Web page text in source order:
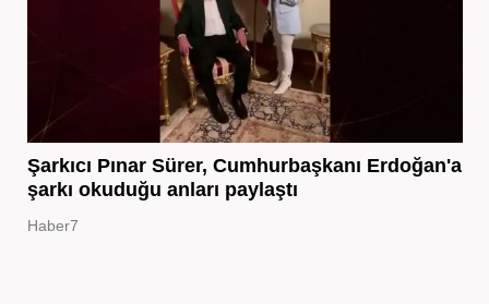
Şarkıcı Pınar Sürer, Cumhurbaşkanı Erdoğan'a
şarkı okuduğu anları paylaştı
Haber7